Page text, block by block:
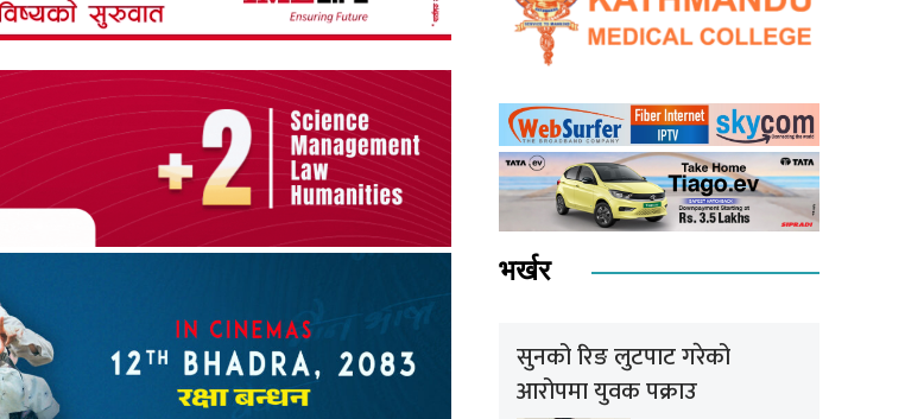
भर्खर
सुनको रिङ लुटपाट गरेको
आरोपमा युवक पक्राउ